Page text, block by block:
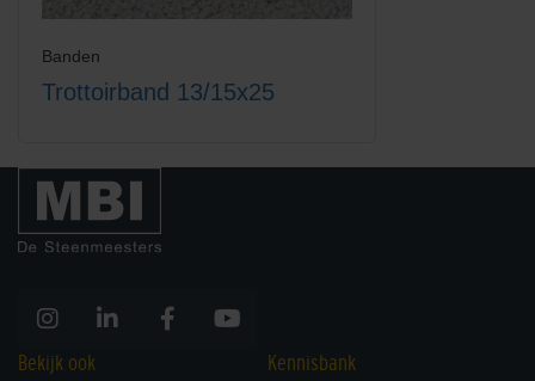
Banden
Trottoirband 13/15x25
Bekijk ook Kennisbank